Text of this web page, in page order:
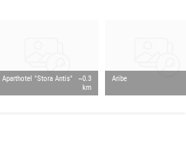
Aparthotel "Stora Antis"
~0.3
km
Aribe